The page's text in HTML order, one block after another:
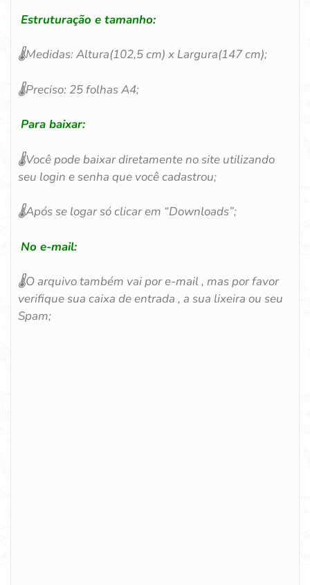
Estruturação e tamanho:
🌡️Medidas: Altura(102,5 cm) x Largura(147 cm);
🌡️Preciso: 25 folhas A4;
Para baixar:
🌡️Você pode baixar diretamente no site utilizando
seu login e senha que você cadastrou;
🌡️Após se logar só clicar em “Downloads”;
No e-mail:
🌡️O arquivo também vai por e-mail , mas por favor
verifique sua caixa de entrada , a sua lixeira ou seu
Spam;